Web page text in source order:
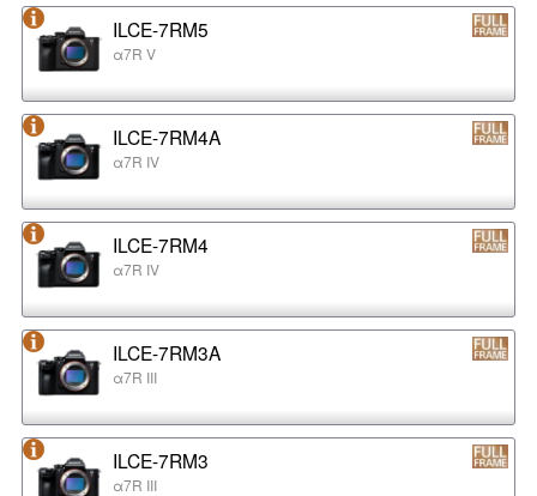
ILCE-7RM5
α7R V
ILCE-7RM4A
α7R IV
ILCE-7RM4
α7R IV
ILCE-7RM3A
α7R III
ILCE-7RM3
α7R III